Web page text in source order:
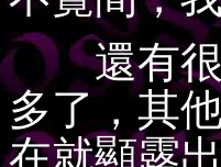
還有很多
多了，其
在就顯露